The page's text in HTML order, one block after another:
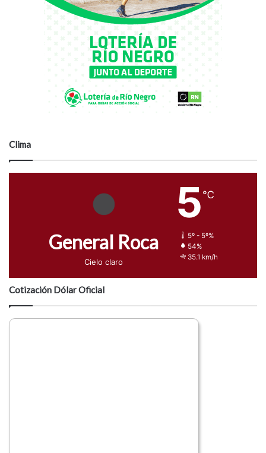
Clima
General Roca
Cielo claro
5 ℃
5º - 5º%
54%
35.1 km/h
Cotización Dólar Oficial